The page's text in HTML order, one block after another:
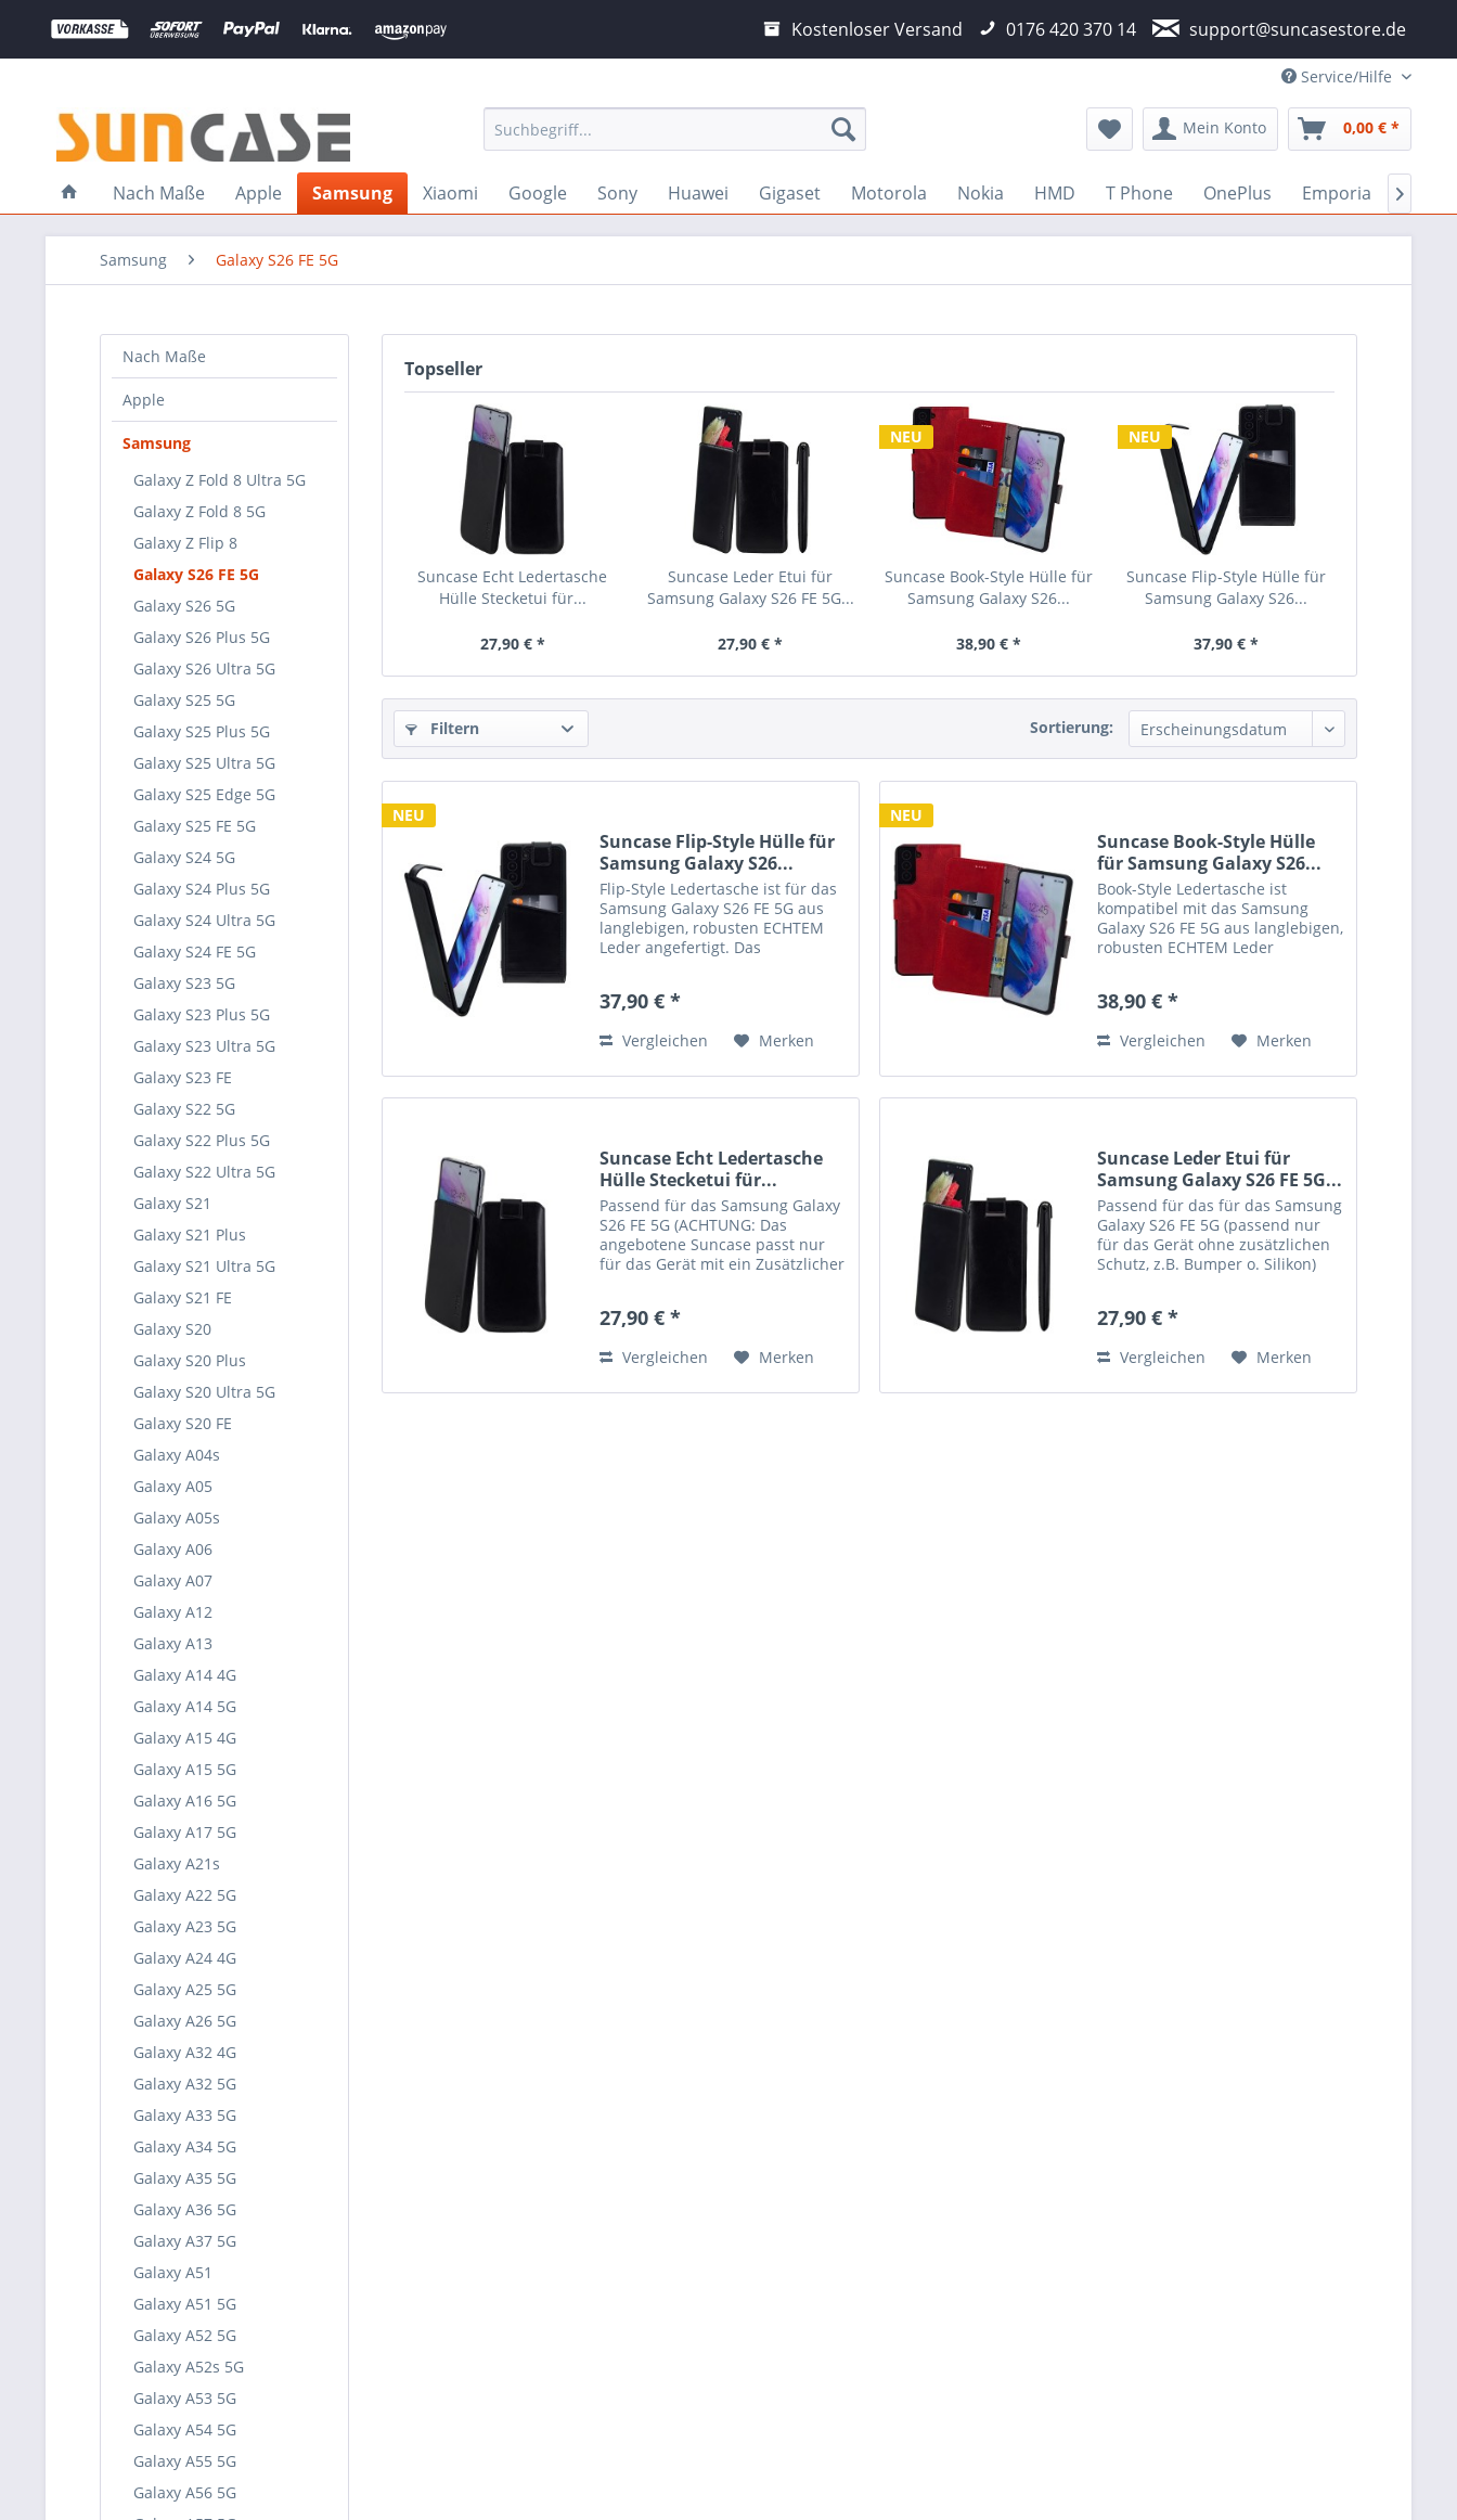
Kostenloser Versand 0176 420 370 14 support@suncasestore.de
Service/Hilfe
Mein Konto 0,00 € *
Nach Maße Apple Samsung Xiaomi Google Sony Huawei Gigaset Motorola Nokia HMD T Phone OnePlus Emporia 
Samsung Galaxy S26 FE 5G
Nach Maße
Apple
Samsung
Galaxy Z Fold 8 Ultra 5G
Galaxy Z Fold 8 5G
Galaxy Z Flip 8
Galaxy S26 FE 5G
Galaxy S26 5G
Galaxy S26 Plus 5G
Galaxy S26 Ultra 5G
Galaxy S25 5G
Galaxy S25 Plus 5G
Galaxy S25 Ultra 5G
Galaxy S25 Edge 5G
Galaxy S25 FE 5G
Galaxy S24 5G
Galaxy S24 Plus 5G
Galaxy S24 Ultra 5G
Galaxy S24 FE 5G
Galaxy S23 5G
Galaxy S23 Plus 5G
Galaxy S23 Ultra 5G
Galaxy S23 FE
Galaxy S22 5G
Galaxy S22 Plus 5G
Galaxy S22 Ultra 5G
Galaxy S21
Galaxy S21 Plus
Galaxy S21 Ultra 5G
Galaxy S21 FE
Galaxy S20
Galaxy S20 Plus
Galaxy S20 Ultra 5G
Galaxy S20 FE
Galaxy A04s
Galaxy A05
Galaxy A05s
Galaxy A06
Galaxy A07
Galaxy A12
Galaxy A13
Galaxy A14 4G
Galaxy A14 5G
Galaxy A15 4G
Galaxy A15 5G
Galaxy A16 5G
Galaxy A17 5G
Galaxy A21s
Galaxy A22 5G
Galaxy A23 5G
Galaxy A24 4G
Galaxy A25 5G
Galaxy A26 5G
Galaxy A32 4G
Galaxy A32 5G
Galaxy A33 5G
Galaxy A34 5G
Galaxy A35 5G
Galaxy A36 5G
Galaxy A37 5G
Galaxy A51
Galaxy A51 5G
Galaxy A52 5G
Galaxy A52s 5G
Galaxy A53 5G
Galaxy A54 5G
Galaxy A55 5G
Galaxy A56 5G
Topseller
Suncase Echt Ledertasche
Hülle Stecketui für...
27,90 € *
Suncase Leder Etui für
Samsung Galaxy S26 FE 5G...
27,90 € *
NEU
Suncase Book-Style Hülle für
Samsung Galaxy S26...
38,90 € *
NEU
Suncase Flip-Style Hülle für
Samsung Galaxy S26...
37,90 € *
Filtern Sortierung:
NEU
Suncase Flip-Style Hülle für
Samsung Galaxy S26...
Flip-Style Ledertasche ist für das
Samsung Galaxy S26 FE 5G aus
langlebigen, robusten ECHTEM
Leder angefertigt. Das
das Display. Die hochwertige
37,90 € *
Vergleichen Merken
NEU
Suncase Book-Style Hülle
für Samsung Galaxy S26...
Book-Style Ledertasche ist
kompatibel mit das Samsung
Galaxy S26 FE 5G aus langlebigen,
robusten ECHTEM Leder
und schließen. Durch die
38,90 € *
Vergleichen Merken
Suncase Echt Ledertasche
Hülle Stecketui für...
Passend für das Samsung Galaxy
S26 FE 5G (ACHTUNG: Das
angebotene Suncase passt nur
für das Gerät mit ein Zusätzlicher
Echtes Leder, handverarbeitete
27,90 € *
Vergleichen Merken
Suncase Leder Etui für
Samsung Galaxy S26 FE 5G...
Passend für das für das Samsung
Galaxy S26 FE 5G (passend nur
für das Gerät ohne zusätzlichen
Schutz, z.B. Bumper o. Silikon)
verleihen der Tasche eine lange
27,90 € *
Vergleichen Merken